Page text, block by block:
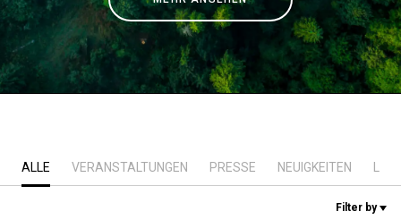
ALLE VERANSTALTUNGEN PRESSE NEUIGKEITEN
Filter by
Geschichte
Unsere Labore
Connect